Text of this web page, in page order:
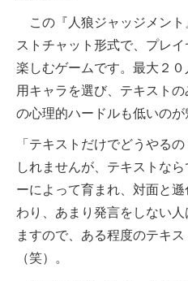
この『人狼ジャッジメント
ストチャット形式で、プレ
楽しむゲームです。最大２
用キャラを選び、テキスト
の心理的ハードルも低いのが
「テキストだけでどうやる
しれませんが、テキストな
ーによって育まれ、対面と
わり、あまり発言をしない
ますので、ある程度のテキ
（笑）。